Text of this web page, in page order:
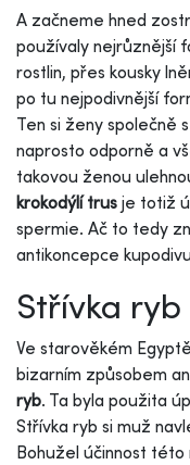
A začneme hned
používaly nejrůznější
rostlin, přes kousky
po tu nejpodivnější
Ten si ženy společně
naprosto odporně a
takovou ženou
krokodýlí trus je totiž
spermie. Ač to tedy
antikoncepce
Střívka ryb
Ve starověkém
bizarním způsobem
ryb. Ta byla použita
Střívka ryb si muž
Bohužel účinnost